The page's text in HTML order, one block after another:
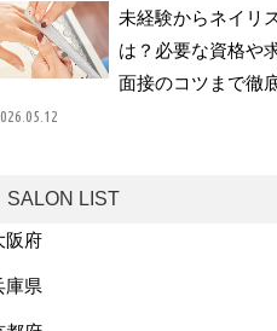
未経験からネイリ
は？必要な資格や
面接のコツまで徹
SALON LIST
阪府
庫県